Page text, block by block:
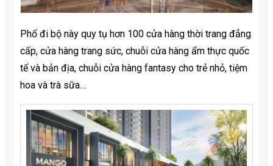
Phố đi bộ này quy tụ hơn 100 cửa hàng thời trang đẳng
cấp, cửa hàng trang sức, chuỗi cửa hàng ẩm thực quốc
tế và bản địa, chuỗi cửa hàng fantasy cho trẻ nhỏ, tiệm
hoa và trà sữa…